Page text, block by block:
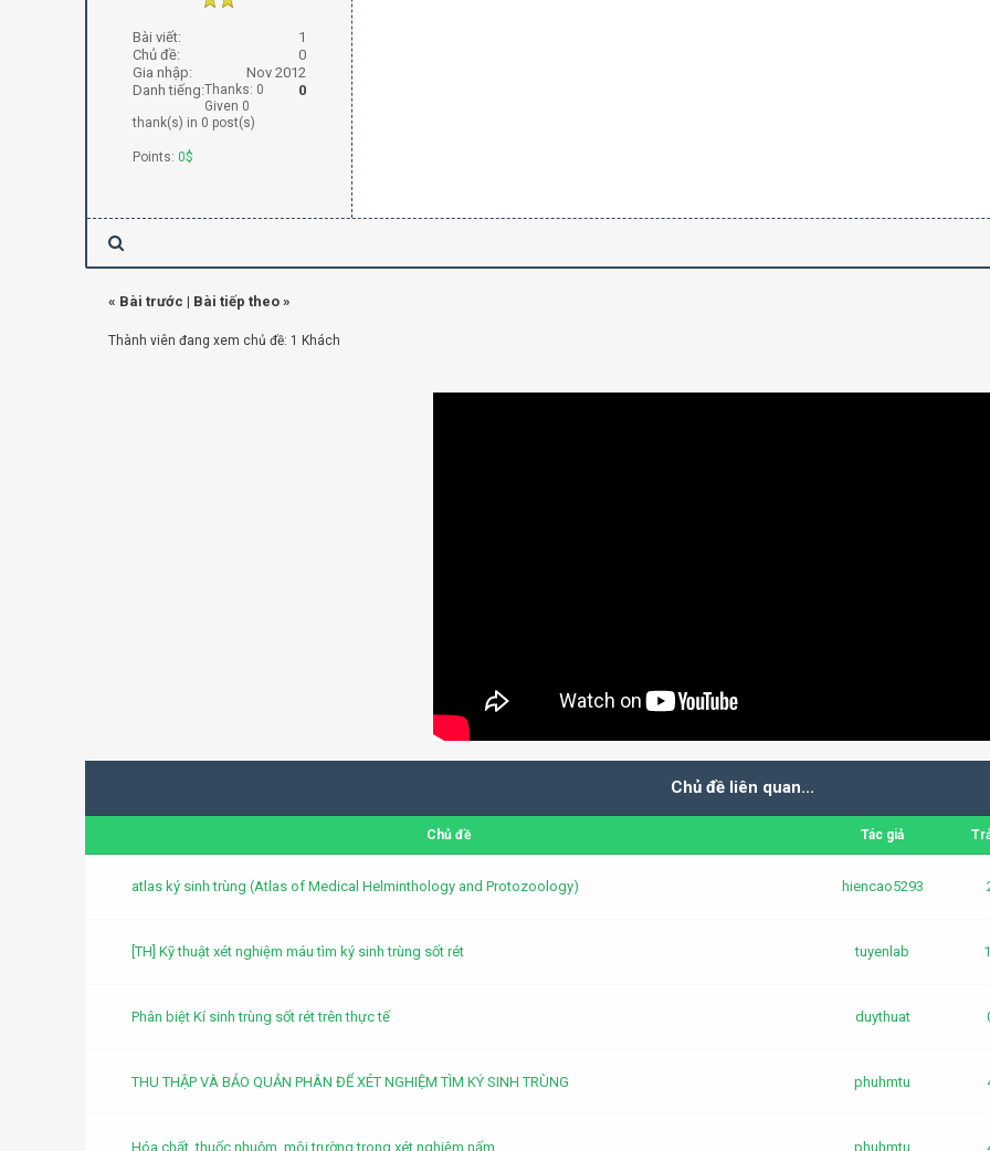
Bài viết:
1
Chủ đề:
0
Gia nhập:
Nov 2012
Danh tiếng:
0
Thanks: 0
Given 0
thank(s) in 0 post(s)
Points: 0$
« Bài trước | Bài tiếp theo»
Thành viên đang xem chủ đề: 1 Khách
Chủ đề liên quan...
Chủ đề Tác giả
atlas ký sinh trùng (Atlas of Medical Helminthology and Protozoology) hiencao5293
[TH] Kỹ thuật xét nghiệm máu tìm ký sinh trùng sốt rét tuyenlab
Phân biệt Kí sinh trùng sốt rét trên thực tế duythuat
THU THẬP VÀ BẢO QUẢN PHÂN ĐỂ XÉT NGHIỆM TÌM KÝ SINH TRÙNG phuhmtu
Hóa chất, thuốc nhuộm, môi trường trong xét nghiệm nấm phuhmtu